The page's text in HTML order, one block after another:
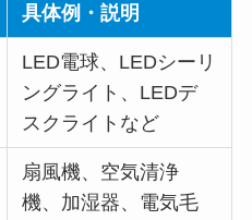
具体例・説明
LED電球、LEDシーリ
ングライト、LEDデ
スクライトなど
扇風機、空気清浄
機、加湿器、電気毛